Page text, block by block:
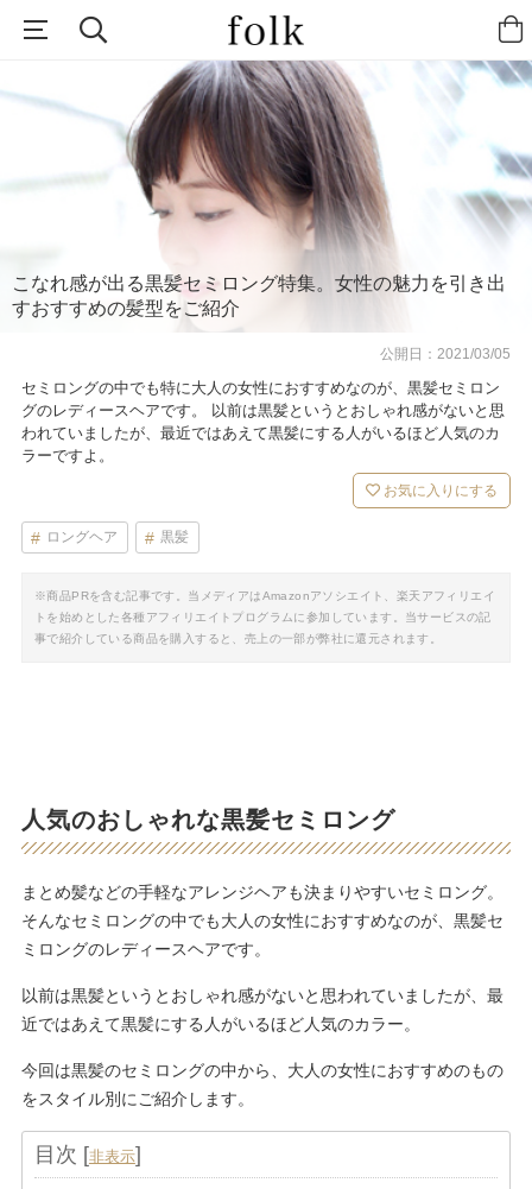
こなれ感が出る黒髪セミロング特集。女性の魅力を引き出
すおすすめの髪型をご紹介
公開日：2021/03/05
セミロングの中でも特に大人の女性におすすめなのが、黒髪セミロン
グのレディースヘアです。 以前は黒髪というとおしゃれ感がないと思
われていましたが、最近ではあえて黒髪にする人がいるほど人気のカ
ラーですよ。
お気に入りにする
ロングヘア 黒髪
※商品PRを含む記事です。当メディアはAmazonアソシエイト、楽天アフィリエイ
トを始めとした各種アフィリエイトプログラムに参加しています。当サービスの記
事で紹介している商品を購入すると、売上の一部が弊社に還元されます。
人気のおしゃれな黒髪セミロング
まとめ髪などの手軽なアレンジヘアも決まりやすいセミロング。
そんなセミロングの中でも大人の女性におすすめなのが、黒髪セ
ミロングのレディースヘアです。
以前は黒髪というとおしゃれ感がないと思われていましたが、最
近ではあえて黒髪にする人がいるほど人気のカラー。
今回は黒髪のセミロングの中から、大人の女性におすすめのもの
をスタイル別にご紹介します。
目次 [非表示]